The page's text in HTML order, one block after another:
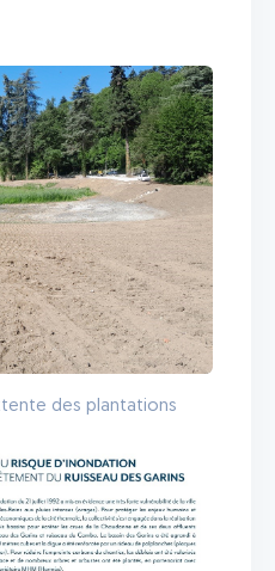
des plantations